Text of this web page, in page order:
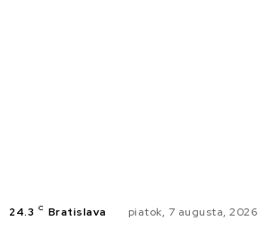
24.3 C Bratislava piatok, 7 augusta, 2026